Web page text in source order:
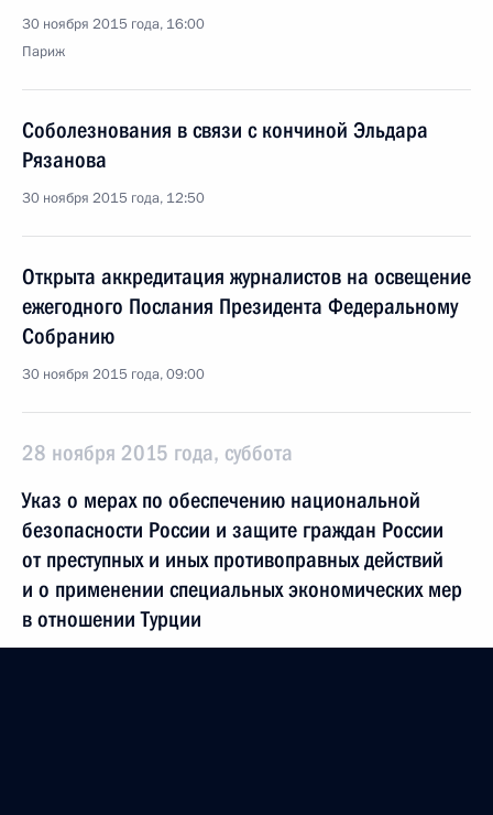
30 ноября 2015 года, 16:00
Париж
Соболезнования в связи с кончиной Эльдара
Рязанова
30 ноября 2015 года, 12:50
Открыта аккредитация журналистов на освещение
ежегодного Послания Президента Федеральному
Собранию
30 ноября 2015 года, 09:00
28 ноября 2015 года, суббота
Указ о мерах по обеспечению национальной
безопасности России и защите граждан России
от преступных и иных противоправных действий
и о применении специальных экономических мер
в отношении Турции